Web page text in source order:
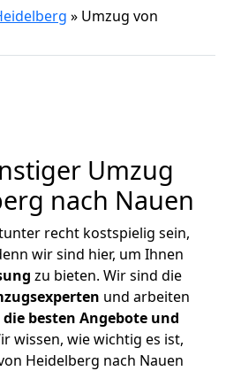
» Umzug von
Umzug
nach Nauen
recht kostspielig sein,
wir sind hier, um Ihnen
zu bieten. Wir sind die
und arbeiten
die besten Angebote und
wissen, wie wichtig es ist,
Heidelberg nach Nauen